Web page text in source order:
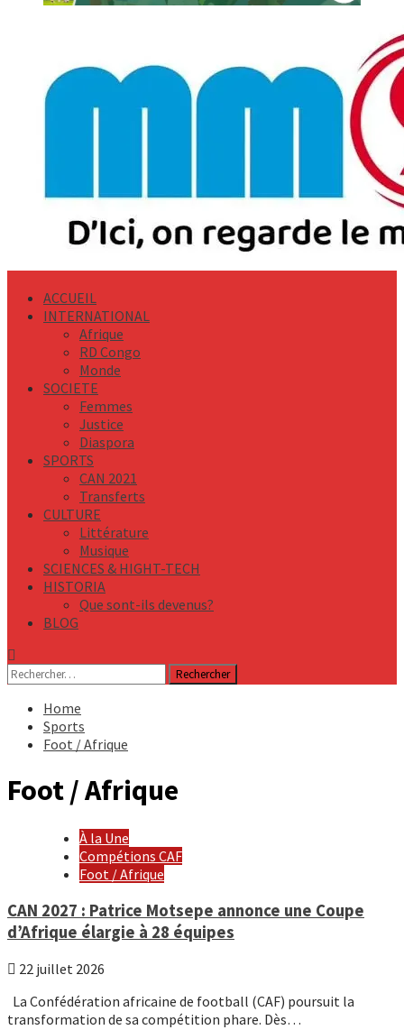
ACCUEIL
INTERNATIONAL
Afrique
RD Congo
Monde
SOCIETE
Femmes
Justice
Diaspora
SPORTS
CAN 2021
Transferts
CULTURE
Littérature
Musique
SCIENCES & HIGHT-TECH
HISTORIA
Que sont-ils devenus?
BLOG
Rechercher :
Home
Sports
Foot / Afrique
Foot / Afrique
À la Une
Compétions CAF
Foot / Afrique
CAN 2027 : Patrice Motsepe annonce une Coupe
d’Afrique élargie à 28 équipes
22 juillet 2026
La Confédération africaine de football (CAF) poursuit la
transformation de sa compétition phare. Dès…